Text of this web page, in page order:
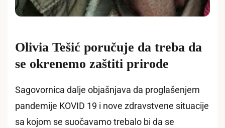
Olivia Tešić poručuje da treba da
se okrenemo zaštiti prirode
Sagovornica dalje objašnjava da proglašenjem
pandemije KOVID 19 i nove zdravstvene situacije
sa kojom se suočavamo trebalo bi da se